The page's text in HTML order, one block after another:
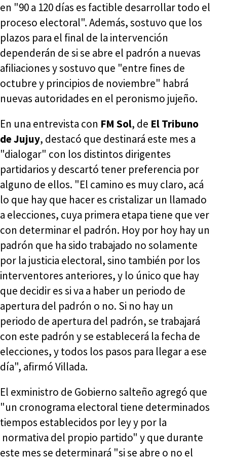
en "90 a 120 días es factible desarrollar todo el
proceso electoral". Además, sostuvo que los
plazos para el final de la intervención
dependerán de si se abre el padrón a nuevas
afiliaciones y sostuvo que "entre fines de
octubre y principios de noviembre" habrá
nuevas autoridades en el peronismo jujeño.
En una entrevista con FM Sol, de El Tribuno
de Jujuy, destacó que destinará este mes a
"dialogar" con los distintos dirigentes
partidarios y descartó tener preferencia por
alguno de ellos. "El camino es muy claro, acá
lo que hay que hacer es cristalizar un llamado
a elecciones, cuya primera etapa tiene que ver
con determinar el padrón. Hoy por hoy hay un
padrón que ha sido trabajado no solamente
por la justicia electoral, sino también por los
interventores anteriores, y lo único que hay
que decidir es si va a haber un periodo de
apertura del padrón o no. Si no hay un
periodo de apertura del padrón, se trabajará
con este padrón y se establecerá la fecha de
elecciones, y todos los pasos para llegar a ese
día", afirmó Villada.
El exministro de Gobierno salteño agregó que
"un cronograma electoral tiene determinados
tiempos establecidos por ley y por la
normativa del propio partido" y que durante
este mes se determinará "si se abre o no el